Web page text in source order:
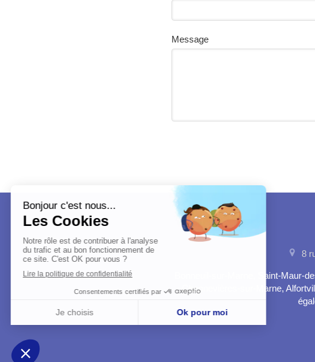
Message
8
Bonneuil-sur-Marne, Saint-Maur-
Chennevières-sur-Marne,